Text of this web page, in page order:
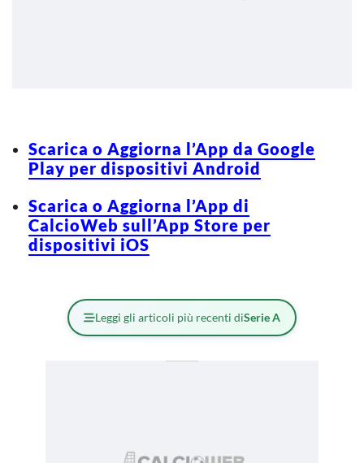
Scarica o Aggiorna l’App da Google
Play per dispositivi Android
Scarica o Aggiorna l’App di
CalcioWeb sull’App Store per
dispositivi iOS
Leggi gli articoli più recenti diSerie A